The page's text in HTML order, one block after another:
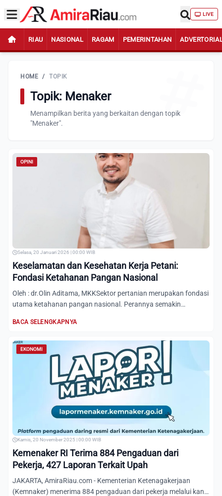
LIVE
RIAU NASIONAL RAGAM PEMERINTAHAN
HOME / TOPIK
Topik: Menaker
Menampilkan berita yang berkaitan dengan topik
"Menaker".
OPINI
Selasa, 20 Januari 2026 | 00:00 WIB
Keselamatan dan Kesehatan Kerja Petani:
Fondasi Ketahanan Pangan Nasional
Oleh : dr.Olin Aditama, MKKSektor pertanian merupakan fondasi
utama ketahanan pangan nasional. Perannya semakin
BACA SELENGKAPNYA
EKONOMI
Kamis, 20 November 2025 | 00:00 WIB
Kemenaker RI Terima 884 Pengaduan dari
Pekerja, 427 Laporan Terkait Upah
JAKARTA, AmiraRiau.com - Kementerian Ketenagakerjaan
(Kemnaker) menerima 884 pengaduan dari pekerja melalui kanal